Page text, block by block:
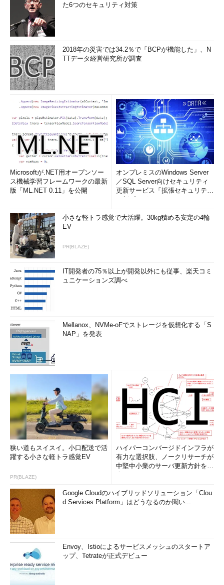
た6つのセキュリティ対策
2018年の災害では34.2％で「BCPが機能した」、N
TTデータ経営研究所が調査
Microsoftが.NET用オープンソー
ス機械学習フレームワークの最新
版「ML.NET 0.11」を公開
オンプレミスのWindows Server
／SQL Server向けセキュリティ
更新サービス「拡張セキュリティ
小さな軽トラ感覚で大活躍。30kg積める安定の4輪
EV
PR(BLAZE)
IT開発者の75％以上が開発以外にも従事、楽天コミ
ュニケーションズ調べ
Mellanox、NVMe-oFでストレージを仮想化する「S
NAP」を発表
狭い道もスイスイ。小口配送で活
躍する小さな軽トラ感覚EV
PR(BLAZE)
ハイパーコンバージドインフラが
有力な選択肢、ノークリサーチが
中堅中小業のサーバ更新方針を調
Google Cloudのハイブリッドソリューション「Clou
d Services Platform」はどうなるのか聞い...
Envoy、Istioによるサービスメッシュのスタートア
ップ、Tetrateが正式デビュー